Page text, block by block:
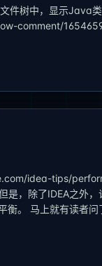
件树中，显示Java类
comment/
idea-tips/
，除了IDEA之外
。 马上就有读者